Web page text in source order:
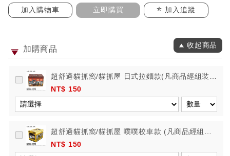
加入購物車 立即購買 加入追蹤
加購商品 收起商品
超舒適貓抓窩/貓抓屋 日式拉麵款(凡商品經組裝，
恕不接受退換貨)
NT$ 150
超舒適貓抓窩/貓抓屋 噗噗校車款 (凡商品經組
裝，恕不接受退換貨)
NT$ 150